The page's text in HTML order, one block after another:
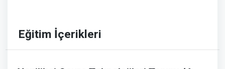
Eğitim İçerikleri